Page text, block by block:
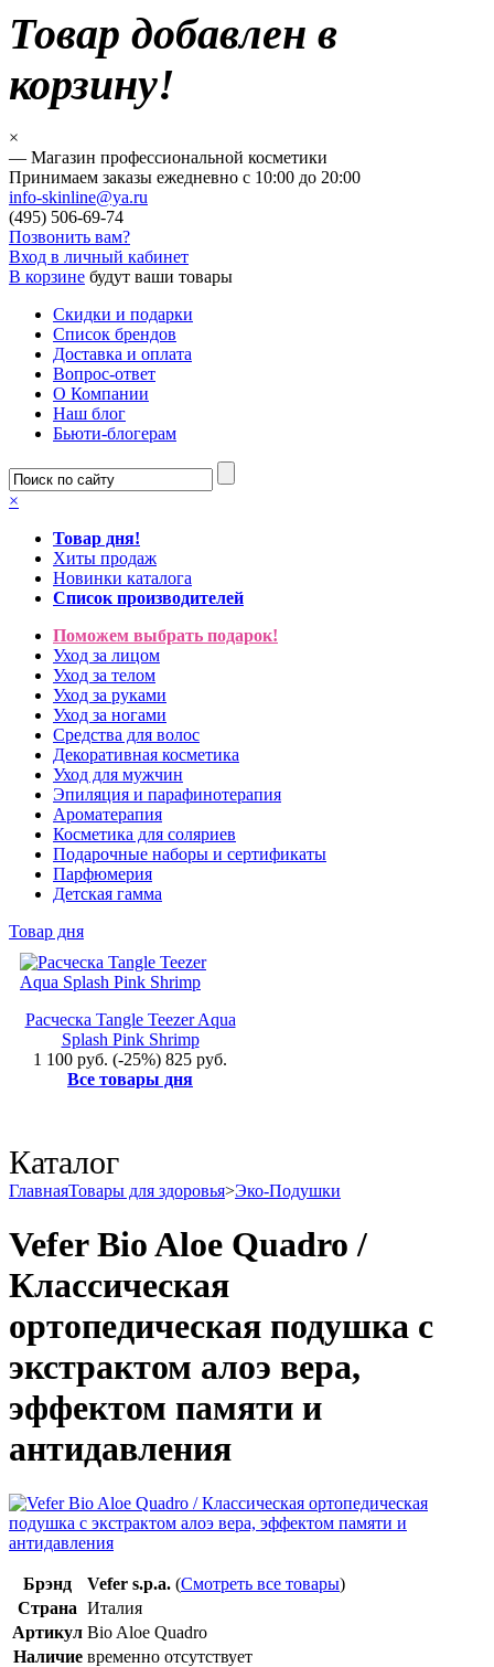
Товар добавлен в
корзину!
×
— Магазин профессиональной косметики
Принимаем заказы ежедневно с 10:00 до 20:00
info-skinline@ya.ru
(495) 506-69-74
Позвонить вам?
Вход в личный кабинет
В корзине будут ваши товары
Скидки и подарки
Список брендов
Доставка и оплата
Вопрос-ответ
О Компании
Наш блог
Бьюти-блогерам
×
Товар дня!
Хиты продаж
Новинки каталога
Список производителей
Поможем выбрать подарок!
Уход за лицом
Уход за телом
Уход за руками
Уход за ногами
Средства для волос
Декоративная косметика
Уход для мужчин
Эпиляция и парафинотерапия
Ароматерапия
Косметика для соляриев
Подарочные наборы и сертификаты
Парфюмерия
Детская гамма
Товар дня
Расческа Tangle Teezer Aqua
Splash Pink Shrimp
1 100 руб. (-25%) 825 руб.
Все товары дня
Каталог
ГлавнаяТовары для здоровья>Эко-Подушки
Vefer Bio Aloe Quadro /
Классическая
ортопедическая подушка с
экстрактом алоэ вера,
эффектом памяти и
антидавления
Брэнд Vefer s.p.a. (Смотреть все товары)
Страна Италия
Артикул Bio Aloe Quadro
Наличие временно отсутствует